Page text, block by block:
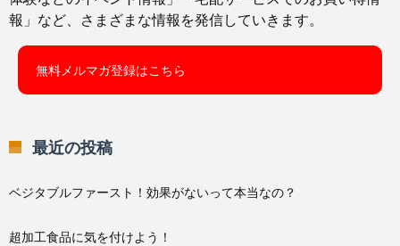
報」など、さまざまな情報を発信していきます。
無料メルマガ登録はこちら
最近の投稿
ベジタブルファースト！効果がないって本当なの？
超加工食品に気を付けよう！